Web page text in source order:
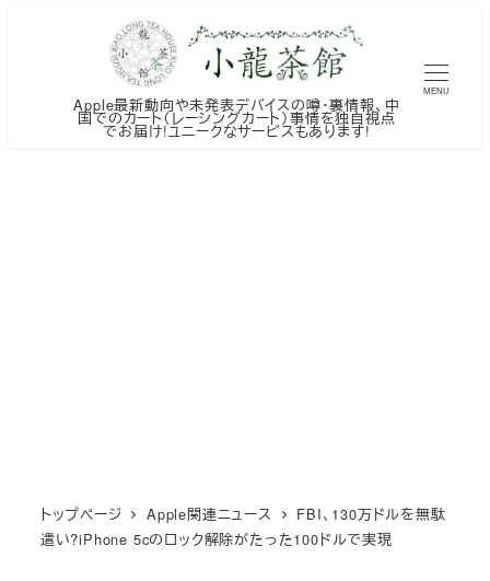
Apple最新動向や未発表デバイスの噂・裏情報、中
国でのカート（レーシングカート）事情を独自視点
でお届け!ユニークなサービスもあります!
MENU
トップページ Apple関連ニュース
FBI、130万ドルを無駄
遣い?iPhone 5cのロック解除がたった100ドルで実現